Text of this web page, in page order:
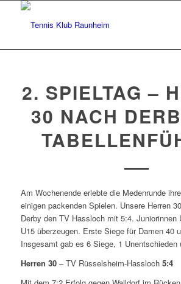
2. SPIELTAG –
30 NACH
Am Wochenende erlebte die Medenrunde
einigen packenden Spielen. Unsere Herren
Derby den TV Hassloch mit 5:4. Juniorinnen
U15 überzeugen. Erste Siege für Damen 40
Insgesamt gab es 6 Siege, 1 Unentschieden
Herren 30 – TV Rüsselsheim-Hassloch 5:4